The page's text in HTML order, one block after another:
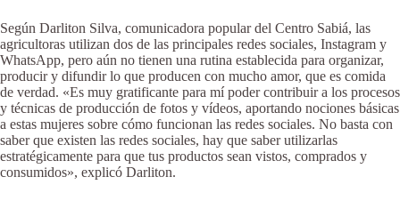
Según Darliton Silva, comunicadora popular del Centro Sabiá, las
agricultoras utilizan dos de las principales redes sociales, Instagram y
WhatsApp, pero aún no tienen una rutina establecida para organizar,
producir y difundir lo que producen con mucho amor, que es comida
de verdad. «Es muy gratificante para mí poder contribuir a los procesos
y técnicas de producción de fotos y vídeos, aportando nociones básicas
a estas mujeres sobre cómo funcionan las redes sociales. No basta con
saber que existen las redes sociales, hay que saber utilizarlas
estratégicamente para que tus productos sean vistos, comprados y
consumidos», explicó Darliton.